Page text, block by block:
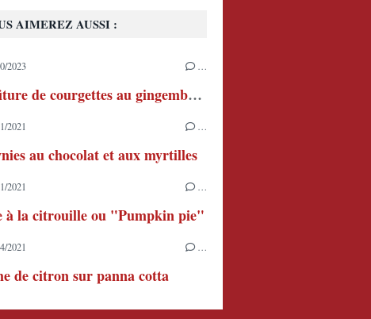
AIMEREZ AUSSI :
2023 …
Confiture de courgettes au gingembre et au citron
2021 …
au chocolat et aux myrtilles
2021 …
à la citrouille ou "Pumpkin pie"
2021 …
de citron sur panna cotta